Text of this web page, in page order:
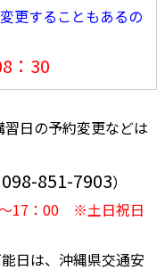
更することもあるの
：30
日の予約変更などは
098-851-7903）
～17：00 ※土日祝日
日は、沖縄県交通安